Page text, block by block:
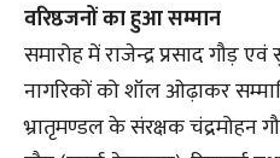
वरिष्ठजनों का हुआ सम्मान
समारोह में राजेन्द्र प्रसाद गौड़
नागरिकों को शॉल ओढ़ाकर
भ्रातृमण्डल के संरक्षक चंद्रमोहन